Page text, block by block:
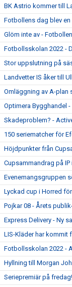
BK Astrio kommer till
Fotbollens dag blev en
Glöm inte av -
Fotbollsskolan 2022 -
Stor uppslutning på
Landvetter IS åker till
Omläggning av A-plan
Optimera Bygghandel
Skadeproblem? -
150 seriematcher för
Höjdpunkter från
Cupsammandrag på
Evenemangsgruppen
Lyckad cup i Horred
Pojkar 08 - Årets
Express Delivery - Ny
LIS-Kläder har kommit
Fotbollsskolan 2022 -
Hyllning till Morgan
Seriepremiär på fredag!